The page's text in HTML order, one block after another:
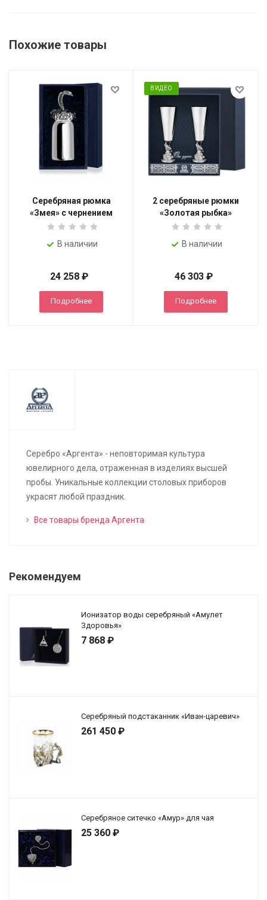
Похожие товары
Серебряная рюмка
«Змея» с чернением
В наличии
24 258 ₽
Подробнее
ВИДЕО
2 серебряные рюмки
«Золотая рыбка»
В наличии
46 303 ₽
Подробнее
Серебро «Аргента» - неповторимая культура
ювелирного дела, отраженная в изделиях высшей
пробы. Уникальные коллекции столовых приборов
украсят любой праздник.
Все товары бренда Аргента
Рекомендуем
Ионизатор воды серебряный «Амулет
Здоровья»
7 868 ₽
Серебряный подстаканник «Иван-царевич»
261 450 ₽
Серебряное ситечко «Амур» для чая
25 360 ₽